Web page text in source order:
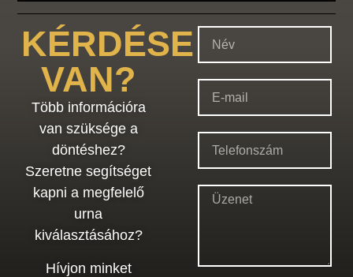
KÉRDÉSE
VAN?
Több információra
van szüksége a
döntéshez?
Szeretne segítséget
kapni a megfelelő
urna
kiválasztásához?
Hívjon minket